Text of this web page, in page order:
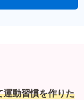
運動習慣を作りた